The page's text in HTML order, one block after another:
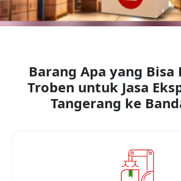
Barang Apa yang
Troben untuk Jasa
Tangerang ke